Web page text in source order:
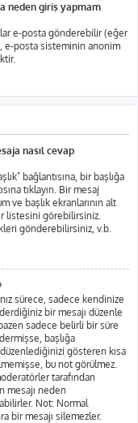
neden giriş yapmam
e-posta gönderebilir (eğer
e-posta sisteminin anonim
nasıl cevap
bağlantısına, bir başlığa
tıklayın. Bir mesaj
ve başlık ekranlarının alt
listesini görebilirsiniz.
gönderebilirsiniz, v.b.
sürece, sadece kendinize
bir mesajı düzenle
sadece belirli bir süre
başlığa
gösteren kısa
bu not görülmez.
tarafından
mesajı neden
Not: Normal
bir mesajı silemezler.